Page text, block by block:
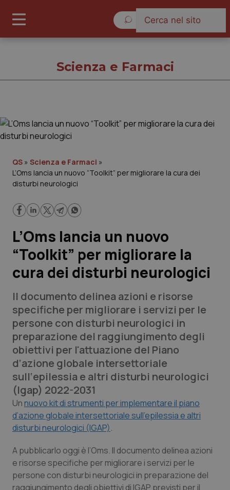
Governo e Parlamento
Regioni e Asl
Lavoro e Professioni
Scienza e Farmaci
Studi e Analisi
Lettere al direttore
Edizioni Regionali
QS Pro
Professionisti Sanitari.AI
Abruzzo
Calabria
QS Pro Gold
Asma & BPCO
Scienza e Farmaci
QS » Scienza e Farmaci »
L’Oms lancia un nuovo “Toolkit” per migliorare la cura dei
disturbi neurologici
L’Oms lancia un nuovo
“Toolkit” per migliorare la
cura dei disturbi neurologici
Il documento delinea azioni e risorse
specifiche per migliorare i servizi per le
persone con disturbi neurologici in
preparazione del raggiungimento degli
obiettivi per l'attuazione del Piano
d‘azione globale intersettoriale
sull‘epilessia e altri disturbi neurologici
(Igap) 2022-2031
Unnuovo kit di strumenti per implementare il piano
d’azione globale intersettoriale sull’epilessia e altri
disturbi neurologici (IGAP).
A pubblicarlo oggi è l’Oms. Il documento delinea azioni
e risorse specifiche per migliorare i servizi per le
persone con disturbi neurologici in preparazione del
raggiungimento degli obiettivi di IGAP previsti per il